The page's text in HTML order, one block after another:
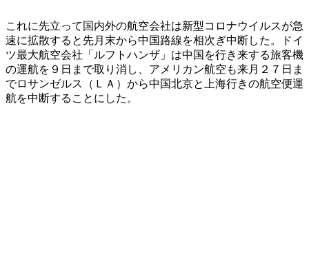
これに先立って国内外の航空会社は新型コロナウイルスが急
速に拡散すると先月末から中国路線を相次ぎ中断した。ドイ
ツ最大航空会社「ルフトハンザ」は中国を行き来する旅客機
の運航を９日まで取り消し、アメリカン航空も来月２７日ま
でロサンゼルス（ＬＡ）から中国北京と上海行きの航空便運
航を中断することにした。